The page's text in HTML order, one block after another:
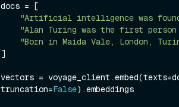
docs = [
"Artificial intelligence was
"Alan Turing was the first
"Born in Maida Vale, London,
]
vectors =
truncation=False).embeddings